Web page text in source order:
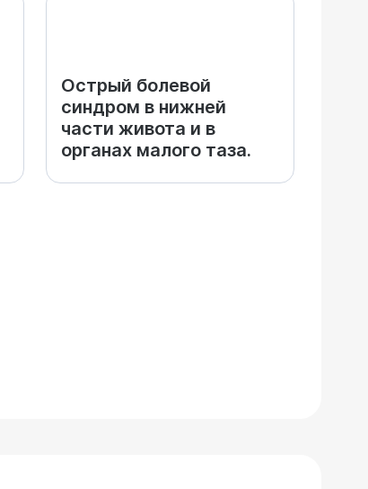
Острый болевой
синдром в нижней
части живота и в
органах малого таза.